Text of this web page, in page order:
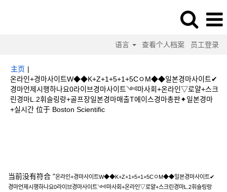
语言 查看个人档案 员工登录
主页 |
온라인+경마사이트W◆◆K+Z+1+5+1+5CㅇM◆◆일본경마사이트✔
경마언제시행하나요0라이브경마사이트༺마사회+온라인▽로얄+스크
린경마L.2휘슬링랑+골프장일본경마매출T에이스경마총판✦일본경마
+실시간 位于 Boston Scientific（当
当前没有符合 "온라인+경마사이트W◆◆K+Z+1+5+1+5CㅇM◆◆일본경마사이트✔
경마언제시행하나요0라이브경마사이트༺마사회+온라인▽로얄+스크린경마L.2휘슬링랑